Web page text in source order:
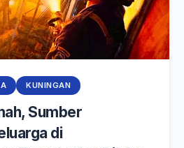
KUNINGAN
Sumber
di